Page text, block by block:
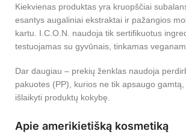
Kiekvienas produktas yra kruopščiai
esantys augaliniai ekstraktai ir pažangios
kartu. I.C.O.N. naudoja tik sertifikuotus
testuojamas su gyvūnais, tinkamas
Dar daugiau – prekių ženklas naudoja
pakuotes (PP), kurios ne tik apsaugo
išlaikyti produktų kokybę.
Apie amerikietišką kosmetiką